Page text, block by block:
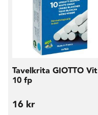
Tavelkrita GIOTTO Vit
10 fp
16 kr